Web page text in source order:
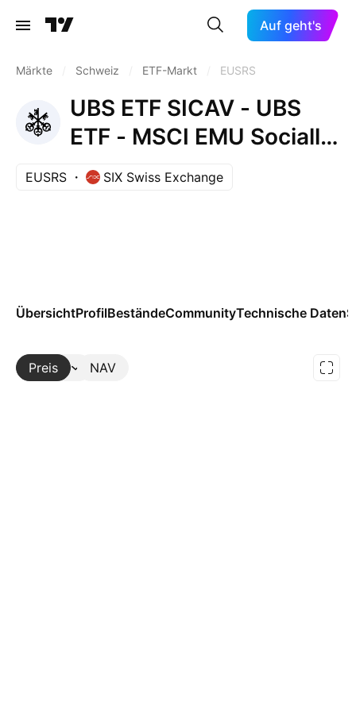
Auf geht's
Märkte Schweiz ETF-Markt EUSRS
UBS ETF SICAV - UBS
ETF - MSCI EMU Socially
Responsible UCITS ETF -
(hedged to CHF) A-acc-
EUSRS SIX Swiss Exchange
ÜbersichtProfilBeständeCommunityTechnische Daten
Preis NAV
Mehr